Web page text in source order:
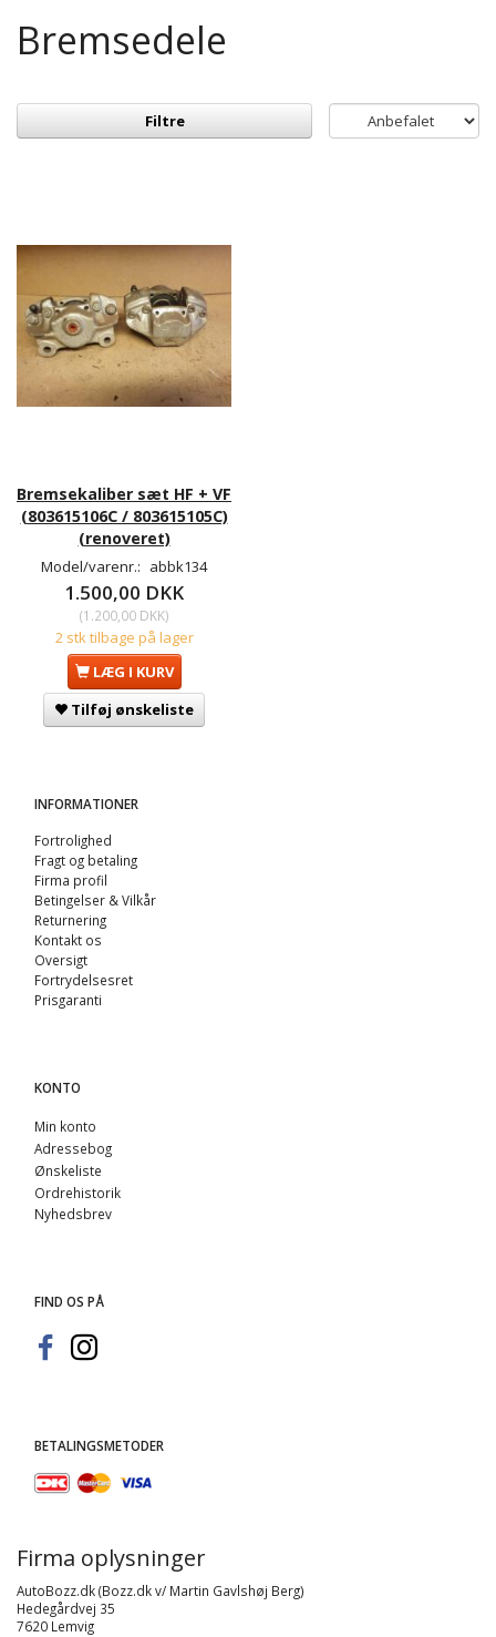
Bremsedele
Filtre
Bremsekaliber sæt HF + VF
(803615106C / 803615105C)
(renoveret)
Model/varenr.: abbk134
1.500,00 DKK
(1.200,00 DKK)
2 stk tilbage på lager
LÆG I KURV
Tilføj ønskeliste
INFORMATIONER
Fortrolighed
Fragt og betaling
Firma profil
Betingelser & Vilkår
Returnering
Kontakt os
Oversigt
Fortrydelsesret
Prisgaranti
KONTO
Min konto
Adressebog
Ønskeliste
Ordrehistorik
Nyhedsbrev
FIND OS PÅ
BETALINGSMETODER
Firma oplysninger
AutoBozz.dk (Bozz.dk v/ Martin Gavlshøj Berg)
Hedegårdvej 35
7620 Lemvig